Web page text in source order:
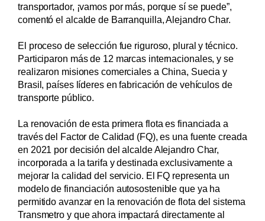
transportador, ¡vamos por más, porque sí se puede”,
comentó el alcalde de Barranquilla, Alejandro Char.
El proceso de selección fue riguroso, plural y técnico.
Participaron más de 12 marcas internacionales, y se
realizaron misiones comerciales a China, Suecia y
Brasil, países líderes en fabricación de vehículos de
transporte público.
La renovación de esta primera flota es financiada a
través del Factor de Calidad (FQ), es una fuente creada
en 2021 por decisión del alcalde Alejandro Char,
incorporada a la tarifa y destinada exclusivamente a
mejorar la calidad del servicio. El FQ representa un
modelo de financiación autosostenible que ya ha
permitido avanzar en la renovación de flota del sistema
Transmetro y que ahora impactará directamente al